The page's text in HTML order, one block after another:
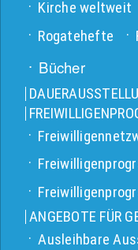
Kirche weltweit
Rogatehefte
Bücher
ANGEBOTE FÜR
Ausleihbare